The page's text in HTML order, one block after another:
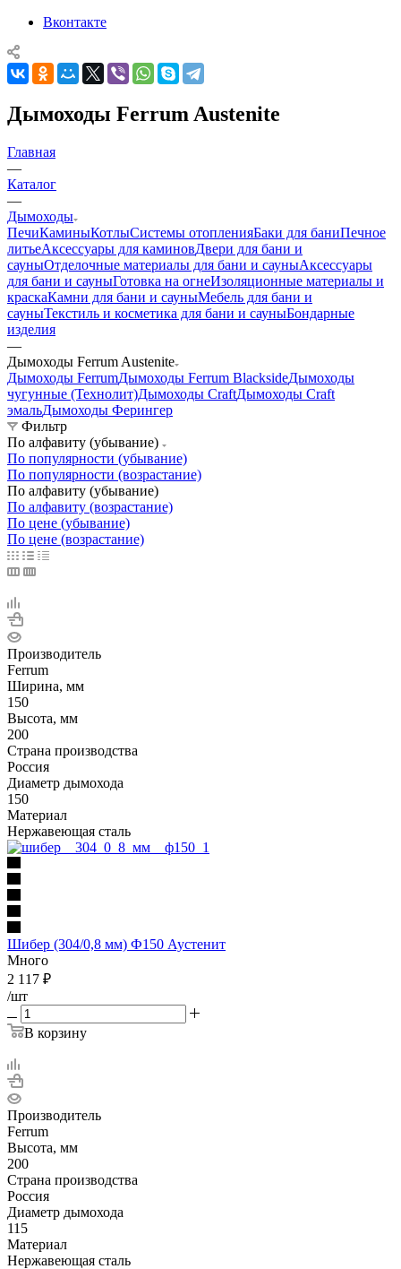
Вконтакте
Дымоходы Ferrum Austenite
Главная
—
Каталог
—
Дымоходы
ПечиКаминыКотлыСистемы отопленияБаки для баниПечное
литьеАксессуары для каминовДвери для бани и
сауныОтделочные материалы для бани и сауныАксессуары
для бани и сауныГотовка на огнеИзоляционные материалы и
краскаКамни для бани и сауныМебель для бани и
сауныТекстиль и косметика для бани и сауныБондарные
изделия
—
Дымоходы Ferrum Austenite
Дымоходы FerrumДымоходы Ferrum BlacksideДымоходы
чугунные (Технолит)Дымоходы CraftДымоходы Craft
эмальДымоходы Ферингер
Фильтр
По алфавиту (убывание)
По популярности (убывание)
По популярности (возрастание)
По алфавиту (убывание)
По алфавиту (возрастание)
По цене (убывание)
По цене (возрастание)
Производитель
Ferrum
Ширина, мм
150
Высота, мм
200
Страна производства
Россия
Диаметр дымохода
150
Материал
Нержавеющая сталь
Шибер (304/0,8 мм) Ф150 Аустенит
Много
2 117 ₽
/шт
В корзину
Производитель
Ferrum
Высота, мм
200
Страна производства
Россия
Диаметр дымохода
115
Материал
Нержавеющая сталь